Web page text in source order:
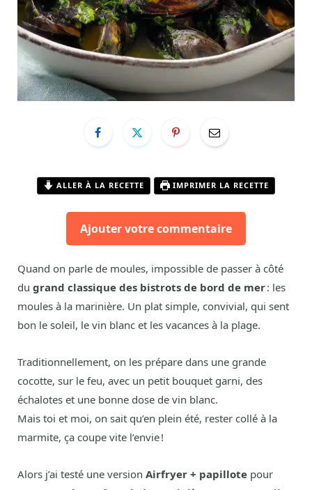
ALLER À LA RECETTE IMPRIMER LA RECETTE
Ajouter votre commentaire
Quand on parle de moules, impossible de passer à côté
du grand classique des bistrots de bord de mer: les
moules à la marinière. Un plat simple, convivial, qui sent
bon le soleil, le vin blanc et les vacances à la plage.
Traditionnellement, on les prépare dans une grande
cocotte, sur le feu, avec un petit bouquet garni, des
échalotes et une bonne dose de vin blanc.
Mais toi et moi, on sait qu’en plein été, rester collé à la
marmite, ça coupe vite l’envie !
Alors j’ai testé une version Airfryer + papillote pour